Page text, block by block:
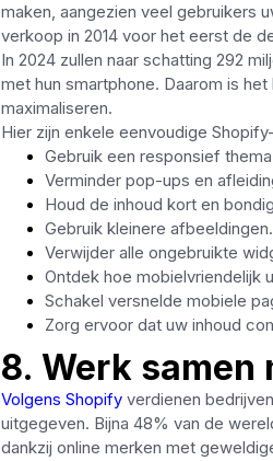
maken, aangezien veel gebruikers
verkoop in 2014 voor het eerst de
In 2024 zullen naar schatting 292
met hun smartphone. Daarom is
maximaliseren.
Hier zijn enkele eenvoudige
Gebruik een responsief thema
Verminder pop-ups en
Houd de inhoud kort en bondig
Gebruik kleinere afbeeldingen.
Verwijder alle ongebruikte
Ontdek hoe mobielvriendelijk
Schakel versnelde mobiele
Zorg ervoor dat uw inhoud
8. Werk
Volgens Shopifyverdienen
uitgegeven. Bijna 48% van de
dankzij online merken met